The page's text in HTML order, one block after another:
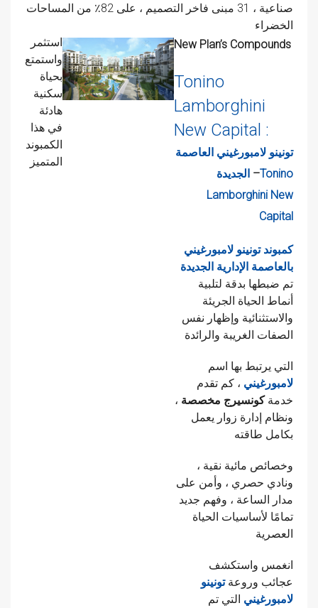
صناعية ، 31 مبنى فاخر التصميم ، على 82٪ من المساحات
الخضراء
استثمر
واستمتع
بحياة
سكنية
هادئة
في هذا
الكمبوند
المتميز
New Plan’s Compounds
Tonino
Lamborghini
New Capital :
تونينو لامبورغيني العاصمة
الجديدة –Tonino
Lamborghini New
Capital
كمبوند تونينو لامبورغيني
بالعاصمة الإدارية الجديدة
تم ضبطها بدقة لتلبية
أنماط الحياة الجريئة
والاستثنائية وإظهار نفس
الصفات الغريبة والرائدة
التي يرتبط بها اسم
لامبورغيني ، كم تقدم
خدمةكونسيرج مخصصة ،
ونظام إدارة زوار يعمل
بكامل طاقته
وخصائص مائية نقية ،
ونادي حصري ، وأمن على
مدار الساعة ، وفهم جديد
تمامًا لأساسيات الحياة
العصرية
انغمس واستكشف
عجائب وروعةتونينو
لامبورغيني التي تم